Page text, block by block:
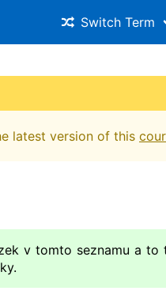
Switch Term
latest version of this
v tomto seznamu a to